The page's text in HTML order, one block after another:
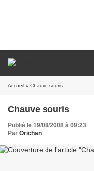
Accueil » Chauve souris
Chauve souris
Publié le 19/08/2008 à 09:23
Par Orichan